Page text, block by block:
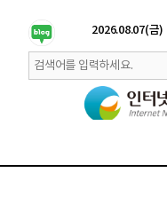
2026.08.07(금)